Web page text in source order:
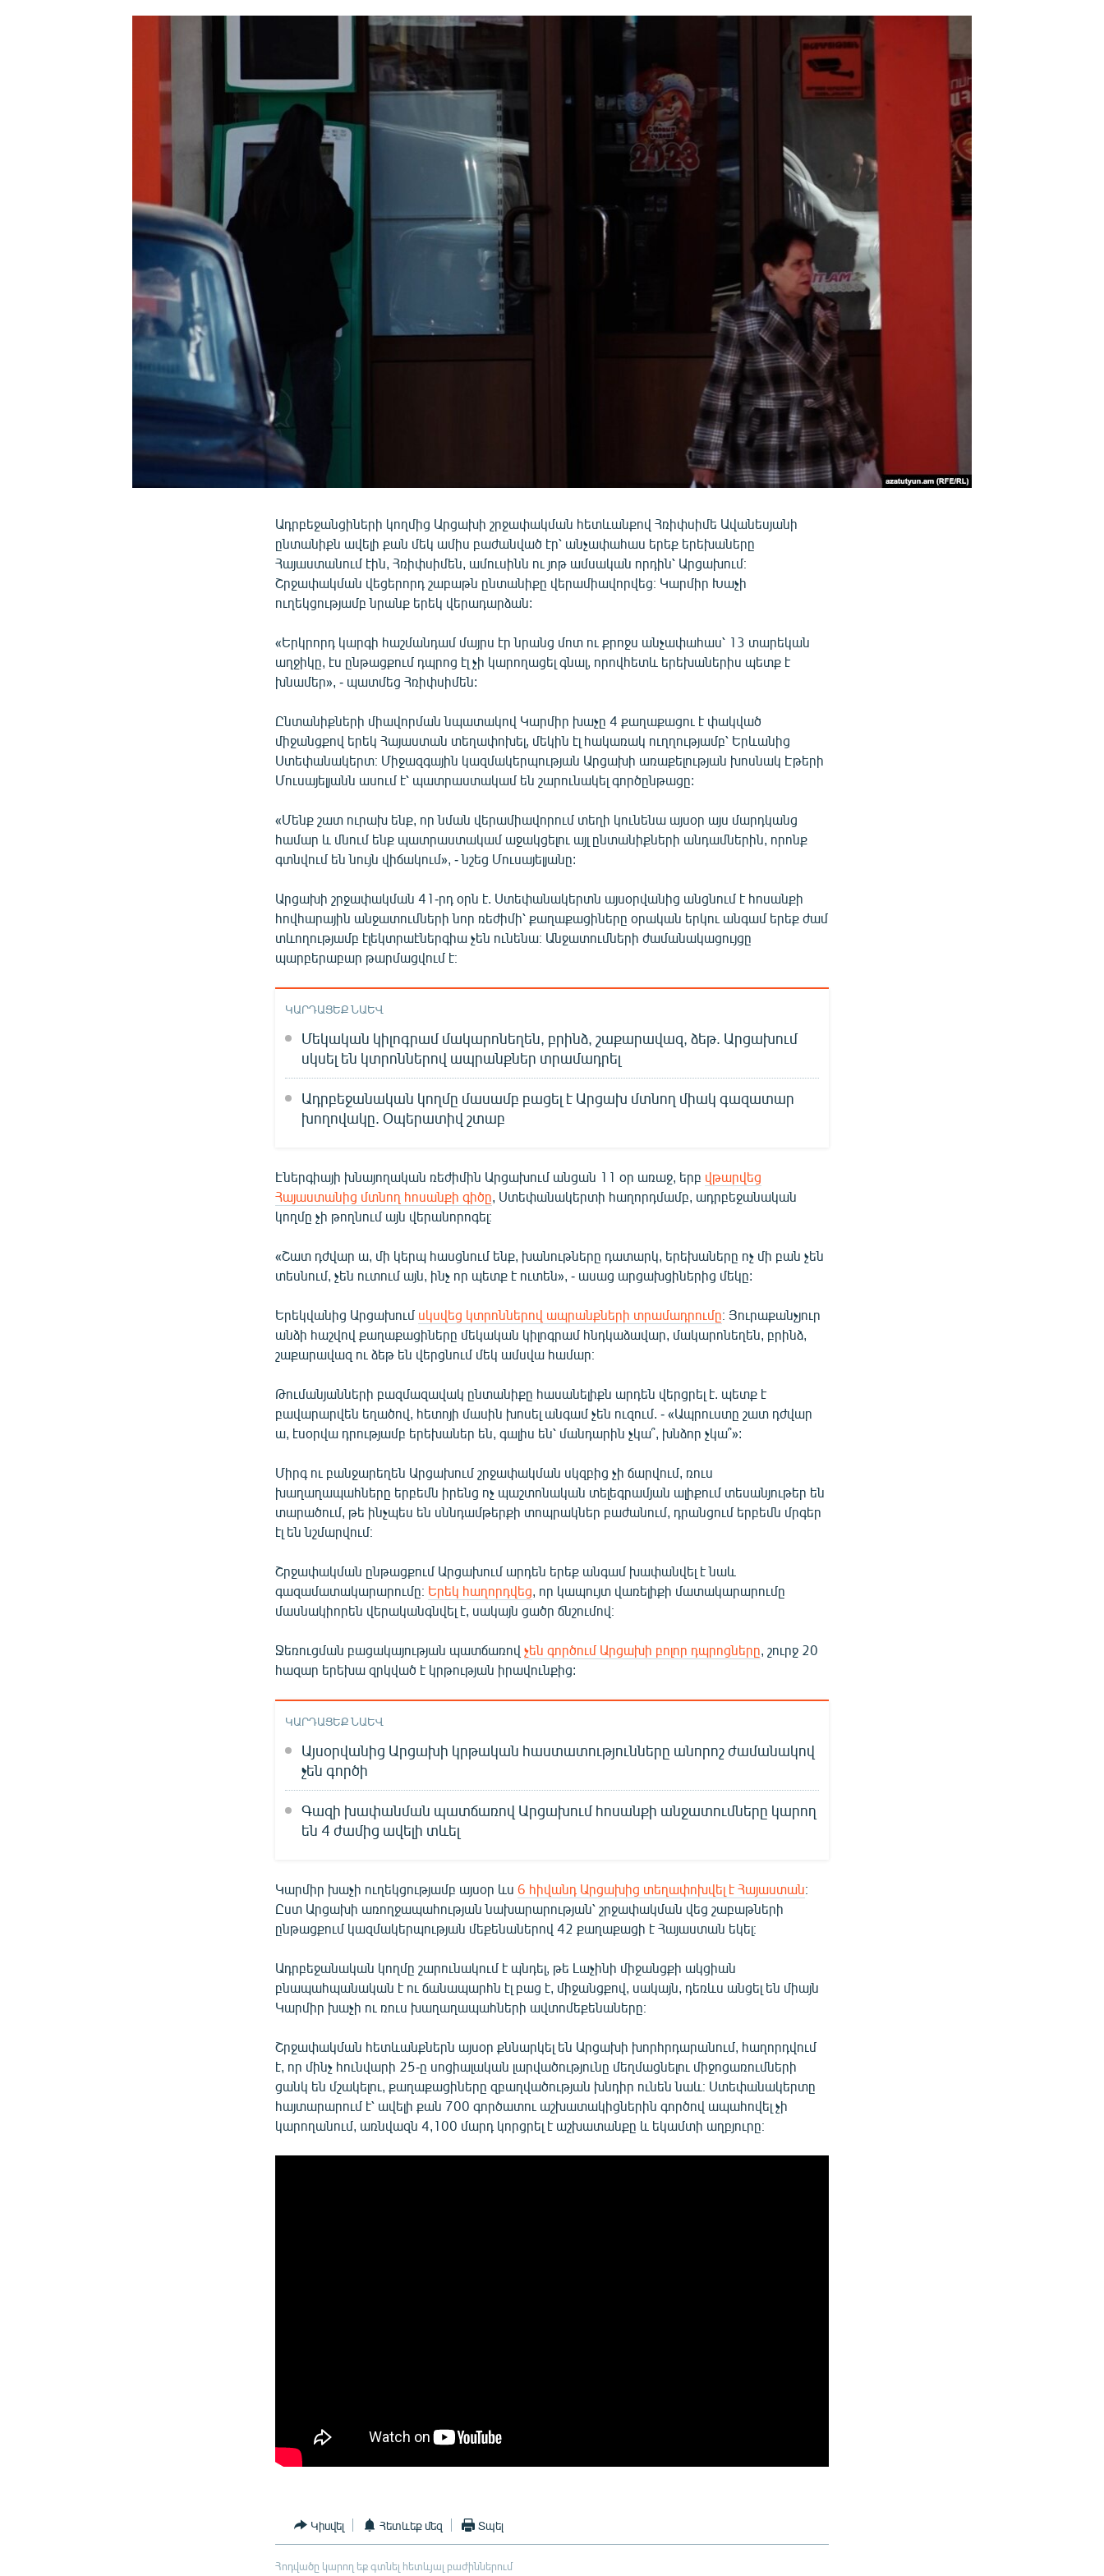
ՁԳՏԵԼՈՎ ԼԱՎԱԳՈՒՅՆԻՆ
Ադրբեջանցիների կողմից Արցախի շրջափակման հետևանքով Հռիփսիմե Ավանեսյանի
ընտանիքն ավելի քան մեկ ամիս բաժանված էր՝ անչափահաս երեք երեխաները
Հայաստանում էին, Հռիփսիմեն, ամուսինն ու յոթ ամսական որդին՝ Արցախում։
Շրջափակման վեցերորդ շաբաթն ընտանիքը վերամիավորվեց։ Կարմիր Խաչի
ուղեկցությամբ նրանք երեկ վերադարձան:
«Երկրորդ կարգի հաշմանդամ մայրս էր նրանց մոտ ու քրոջս անչափահաս՝ 13 տարեկան
աղջիկը, էս ընթացքում դպրոց էլ չի կարողացել գնալ, որովհետև երեխաներիս պետք է
խնամեր», - պատմեց Հռիփսիմեն:
Ընտանիքների միավորման նպատակով Կարմիր խաչը 4 քաղաքացու է փակված
միջանցքով երեկ Հայաստան տեղափոխել, մեկին էլ հակառակ ուղղությամբ՝ Երևանից
Ստեփանակերտ։ Միջազգային կազմակերպության Արցախի առաքելության խոսնակ Էթերի
Մուսայելյանն ասում է՝ պատրաստակամ են շարունակել գործընթացը:
«Մենք շատ ուրախ ենք, որ նման վերամիավորում տեղի կունենա այսօր այս մարդկանց
համար և մնում ենք պատրաստակամ աջակցելու այլ ընտանիքների անդամներին, որոնք
գտնվում են նույն վիճակում», - նշեց Մուսայելյանը:
Արցախի շրջափակման 41-րդ օրն է. Ստեփանակերտն այսօրվանից անցնում է հոսանքի
հովհարային անջատումների նոր ռեժիմի՝ քաղաքացիները օրական երկու անգամ երեք ժամ
տևողությամբ էլեկտրաէներգիա չեն ունենա։ Անջատումների ժամանակացույցը
պարբերաբար թարմացվում է։
ԿԱՐԴԱՑԵՔ ՆԱԵՎ
Մեկական կիլոգրամ մակարոնեղեն, բրինձ, շաքարավազ, ձեթ. Արցախում
սկսել են կտրոններով ապրանքներ տրամադրել
Ադրբեջանական կողմը մասամբ բացել է Արցախ մտնող միակ գազատար
խողովակը. Օպերատիվ շտաբ
Էներգիայի խնայողական ռեժիմին Արցախում անցան 11 օր առաջ, երբ վթարվեց
Հայաստանից մտնող հոսանքի գիծը, Ստեփանակերտի հաղորդմամբ, ադրբեջանական
կողմը չի թողնում այն վերանորոգել։
«Շատ դժվար ա, մի կերպ հասցնում ենք, խանութները դատարկ, երեխաները ոչ մի բան չեն
տեսնում, չեն ուտում այն, ինչ որ պետք է ուտեն», - ասաց արցախցիներից մեկը:
Երեկվանից Արցախում սկսվեց կտրոններով ապրանքների տրամադրումը։ Յուրաքանչյուր
անձի հաշվով քաղաքացիները մեկական կիլոգրամ հնդկաձավար, մակարոնեղեն, բրինձ,
շաքարավազ ու ձեթ են վերցնում մեկ ամսվա համար։
Թումանյանների բազմազավակ ընտանիքը հասանելիքն արդեն վերցրել է. պետք է
բավարարվեն եղածով, հետոյի մասին խոսել անգամ չեն ուզում. - «Ապրուստը շատ դժվար
ա, էսօրվա դրությամբ երեխաներ են, գալիս են՝ մանդարին չկա՞, խնձոր չկա՞»:
Միրգ ու բանջարեղեն Արցախում շրջափակման սկզբից չի ճարվում, ռուս
խաղաղապահները երբեմն իրենց ոչ պաշտոնական տելեգրամյան ալիքում տեսանյութեր են
տարածում, թե ինչպես են սննդամթերքի տոպրակներ բաժանում, դրանցում երբեմն մրգեր
էլ են նշմարվում։
Շրջափակման ընթացքում Արցախում արդեն երեք անգամ խափանվել է նաև
գազամատակարարումը։ Երեկ հաղորդվեց, որ կապույտ վառելիքի մատակարարումը
մասնակիորեն վերականգնվել է, սակայն ցածր ճնշումով։
Ջեռուցման բացակայության պատճառովչեն գործում Արցախի բոլոր դպրոցները, շուրջ 20
հազար երեխա զրկված է կրթության իրավունքից:
ԿԱՐԴԱՑԵՔ ՆԱԵՎ
Այսօրվանից Արցախի կրթական հաստատությունները անորոշ ժամանակով
չեն գործի
Գազի խափանման պատճառով Արցախում հոսանքի անջատումները կարող
են 4 ժամից ավելի տևել
Կարմիր խաչի ուղեկցությամբ այսօր ևս6 հիվանդ Արցախից տեղափոխվել է Հայաստան։
Ըստ Արցախի առողջապահության նախարարության՝ շրջափակման վեց շաբաթների
ընթացքում կազմակերպության մեքենաներով 42 քաղաքացի է Հայաստան եկել։
Ադրբեջանական կողմը շարունակում է պնդել, թե Լաչինի միջանցքի ակցիան
բնապահպանական է ու ճանապարհն էլ բաց է, միջանցքով, սակայն, դեռևս անցել են միայն
Կարմիր խաչի ու ռուս խաղաղապահների ավտոմեքենաները։
Շրջափակման հետևանքներն այսօր քննարկել են Արցախի խորհրդարանում, հաղորդվում
է, որ մինչ հունվարի 25-ը սոցիալական լարվածությունը մեղմացնելու միջոցառումների
ցանկ են մշակելու, քաղաքացիները զբաղվածության խնդիր ունեն նաև։ Ստեփանակերտը
հայտարարում է՝ ավելի քան 700 գործատու աշխատակիցներին գործով ապահովել չի
կարողանում, առնվազն 4,100 մարդ կորցրել է աշխատանքը և եկամտի աղբյուրը։
Կիսվել Հետևեք մեզ Տպել
Հոդվածը կարող եք գտնել հետևյալ բաժիններում